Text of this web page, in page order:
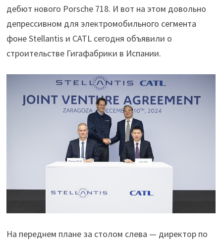
дебют нового Porsche 718. И вот на этом довольно
депрессивном для электромобильного сегмента
фоне Stellantis и CATL сегодня объявили о
строительстве Гигафабрики в Испании.
На переднем плане за столом слева — директор по